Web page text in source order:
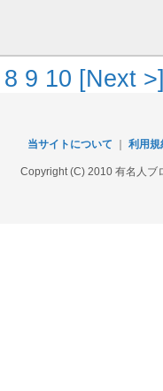
8 9 10 [Next
当サイトについて 利用規
Copyright (C) 2010 有名人ブ